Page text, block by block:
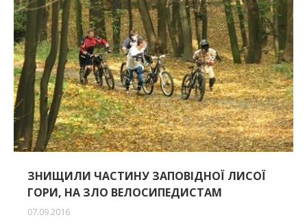
ЗНИЩИЛИ ЧАСТИНУ ЗАПОВІДНОЇ ЛИСОЇ
ГОРИ, НА ЗЛО ВЕЛОСИПЕДИСТАМ
07.09.2016